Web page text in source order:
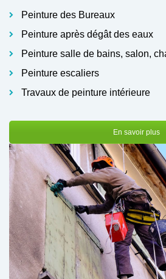
Peinture des Bureaux
Peinture après dégât des eaux
Peinture salle de bains, salon,
Peinture escaliers
Travaux de peinture intérieure
En savoir plus